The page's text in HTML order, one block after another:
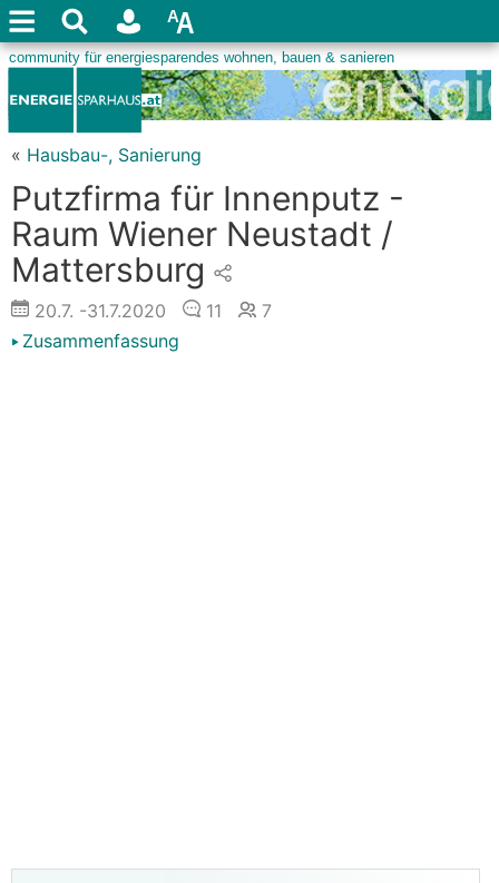
« Hausbau-, Sanierung
Putzfirma für Innenputz -
Raum Wiener Neustadt /
Mattersburg
20.7. -31.7.2020 11
7
Zusammenfassung